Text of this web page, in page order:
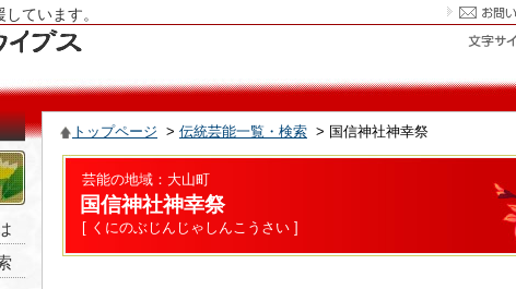
ています。
トップページ > 伝統芸能一覧・検索 > 国信神社神幸祭
芸能の地域：大山町
国信神社神幸祭
[ くにのぶじんじゃしんこうさい ]